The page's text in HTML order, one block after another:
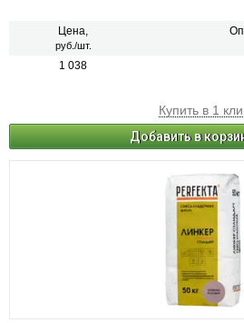
Цена,
руб./шт.
1 038
Купить в 1
Добавить в